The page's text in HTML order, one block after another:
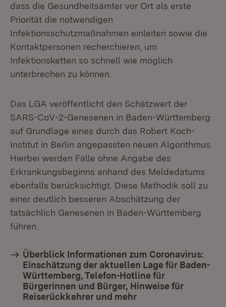
dass die Gesundheitsämter vor Ort als erste
Priorität die notwendigen
Infektionsschutzmaßnahmen einleiten sowie die
Kontaktpersonen recherchieren, um
Infektionsketten so schnell wie möglich
unterbrechen zu können.
Das LGA veröffentlicht den Schätzwert der
SARS-CoV-2-Genesenen in Baden-Württemberg
auf Grundlage eines durch das Robert Koch-
Institut in Berlin angepassten neuen Algorithmus.
Hierbei werden Fälle ohne Angabe des
Erkrankungsbeginns anhand des Meldedatums
ebenfalls berücksichtigt. Diese Methodik soll zu
einer deutlich besseren Abschätzung der
tatsächlich Genesenen in Baden-Württemberg
führen.
Überblick Informationen zum Coronavirus:
Einschätzung der aktuellen Lage für Baden-
Württemberg, Telefon-Hotline für
Bürgerinnen und Bürger, Hinweise für
Reiserückkehrer und mehr